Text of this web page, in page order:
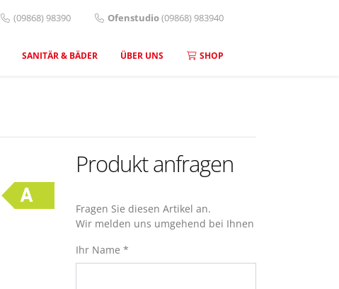
(09868) 98390 Ofenstudio(09868) 983940
SANITÄR & BÄDER ÜBER UNS SHOP
Produkt anfragen
Fragen Sie diesen Artikel an.
Wir melden uns umgehend bei Ihnen
Ihr Name *